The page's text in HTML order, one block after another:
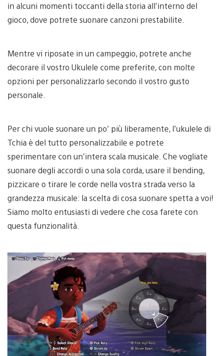
in alcuni momenti toccanti della storia all’interno del
gioco, dove potrete suonare canzoni prestabilite.
Mentre vi riposate in un campeggio, potrete anche
decorare il vostro Ukulele come preferite, con molte
opzioni per personalizzarlo secondo il vostro gusto
personale.
Per chi vuole suonare un po’ più liberamente, l’ukulele di
Tchia è del tutto personalizzabile e potrete
sperimentare con un’intera scala musicale. Che vogliate
suonare degli accordi o una sola corda, usare il bending,
pizzicare o tirare le corde nella vostra strada verso la
grandezza musicale: la scelta di cosa suonare spetta a voi!
Siamo molto entusiasti di vedere che cosa farete con
questa funzionalità.